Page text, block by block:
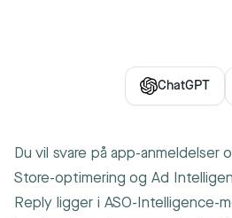
ChatGPT
Du vil svare på app-
Store-optimering og Ad
Reply ligger i ASO-Intelligence-